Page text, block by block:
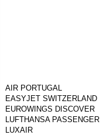
AIR PORTUGAL
EASYJET SWITZERLAND
EUROWINGS DISCOVER
LUFTHANSA PASSENGER
LUXAIR